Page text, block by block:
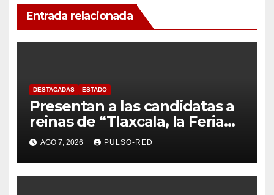
Entrada relacionada
DESTACADAS ESTADO
Presentan a las candidatas a
reinas de “Tlaxcala, la Feria
de Ferias 2026: La Flor
Tlaxcalteca”
AGO 7, 2026 PULSO-RED